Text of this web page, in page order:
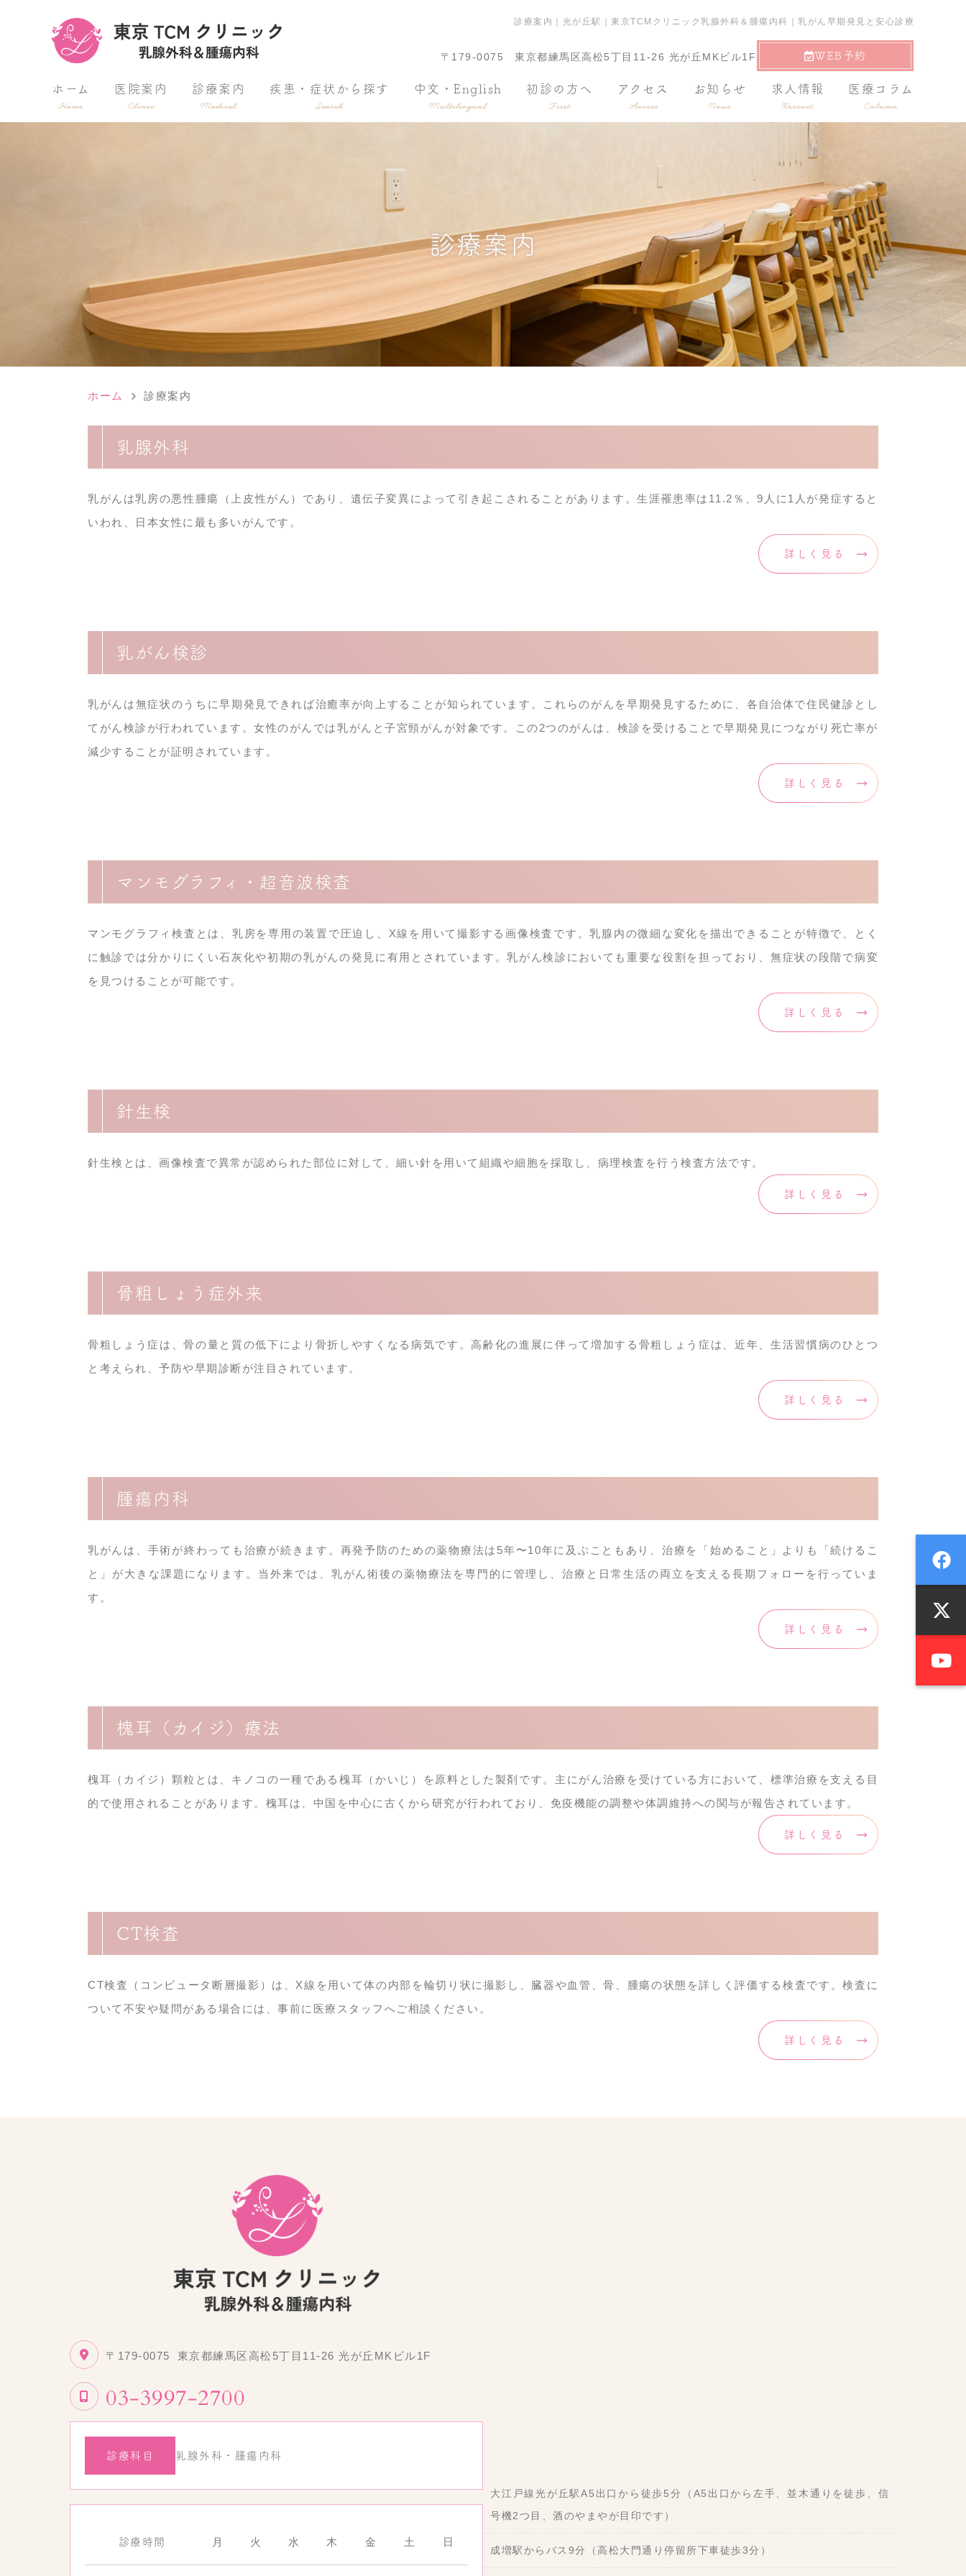
診療案内｜光が丘駅｜東京TCMクリニック乳腺外科＆腫瘍内科｜乳がん早期発見と安心診療
〒179-0075 東京都練馬区高松5丁目11-26 光が丘MKビル1F WEB予約
ホーム
Home
医院案内
Clinic
診療案内
Medical
疾患・症状から探す
Search
中文・English
Multilingual
初診の方へ
First
アクセス
Access
お知らせ
News
求人情報
Recruit
医療コラム
Column
診療案内
ホーム 診療案内
乳腺外科
乳がんは乳房の悪性腫瘍（上皮性がん）であり、遺伝子変異によって引き起こされることがあります。生涯罹患率は11.2％、9人に1人が発症すると
いわれ、日本女性に最も多いがんです。
詳しく見る
乳がん検診
乳がんは無症状のうちに早期発見できれば治癒率が向上することが知られています。これらのがんを早期発見するために、各自治体で住民健診とし
てがん検診が行われています。女性のがんでは乳がんと子宮頸がんが対象です。この2つのがんは、検診を受けることで早期発見につながり死亡率が
減少することが証明されています。
詳しく見る
マンモグラフィ・超音波検査
マンモグラフィ検査とは、乳房を専用の装置で圧迫し、X線を用いて撮影する画像検査です。乳腺内の微細な変化を描出できることが特徴で、とく
に触診では分かりにくい石灰化や初期の乳がんの発見に有用とされています。乳がん検診においても重要な役割を担っており、無症状の段階で病変
を見つけることが可能です。
詳しく見る
針生検
針生検とは、画像検査で異常が認められた部位に対して、細い針を用いて組織や細胞を採取し、病理検査を行う検査方法です。
詳しく見る
骨粗しょう症外来
骨粗しょう症は、骨の量と質の低下により骨折しやすくなる病気です。高齢化の進展に伴って増加する骨粗しょう症は、近年、生活習慣病のひとつ
と考えられ、予防や早期診断が注目されています。
詳しく見る
腫瘍内科
乳がんは、手術が終わっても治療が続きます。再発予防のための薬物療法は5年〜10年に及ぶこともあり、治療を「始めること」よりも「続けるこ
と」が大きな課題になります。当外来では、乳がん術後の薬物療法を専門的に管理し、治療と日常生活の両立を支える長期フォローを行っていま
す。
詳しく見る
槐耳（カイジ）療法
槐耳（カイジ）顆粒とは、キノコの一種である槐耳（かいじ）を原料とした製剤です。主にがん治療を受けている方において、標準治療を支える目
的で使用されることがあります。槐耳は、中国を中心に古くから研究が行われており、免疫機能の調整や体調維持への関与が報告されています。
詳しく見る
CT検査
CT検査（コンピュータ断層撮影）は、X線を用いて体の内部を輪切り状に撮影し、臓器や血管、骨、腫瘍の状態を詳しく評価する検査です。検査に
ついて不安や疑問がある場合には、事前に医療スタッフへご相談ください。
詳しく見る
〒179-0075 東京都練馬区高松5丁目11-26 光が丘MKビル1F
03-3997-2700
診療科目 乳腺外科・腫瘍内科
診療時間 月 火 水 木 金 土 日
大江戸線光が丘駅A5出口から徒歩5分（A5出口から左手、並木通りを徒歩、信
号機2つ目、酒のやまやが目印です）
成増駅からバス9分（高松大門通り停留所下車徒歩3分）